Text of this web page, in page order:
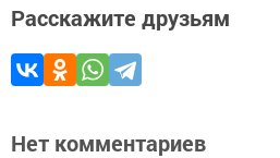
Расскажите друзьям
Нет комментариев